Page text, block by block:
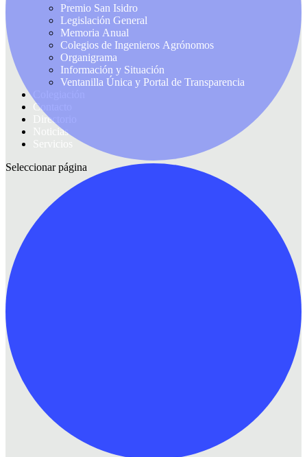
Premio San Isidro
Legislación General
Memoria Anual
Colegios de Ingenieros Agrónomos
Organigrama
Información y Situación
Ventanilla Única y Portal de Transparencia
Contacto
Directorio
Noticias
Servicios
Seleccionar página